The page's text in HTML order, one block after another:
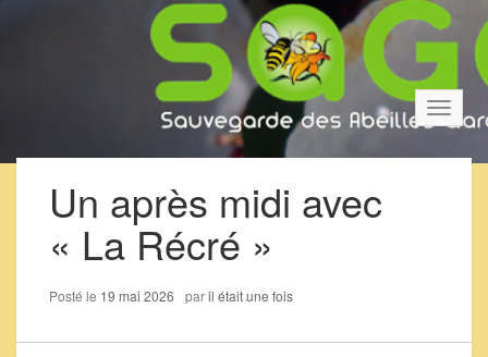
la
Un après midi avec
« La Récré »
Posté le 19 mai 2026 paril était une fois